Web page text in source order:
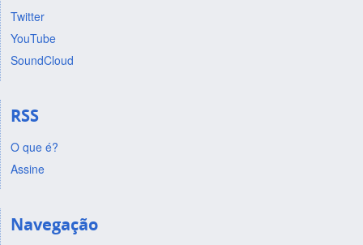
Twitter
YouTube
SoundCloud
RSS
O que é?
Assine
Navegação